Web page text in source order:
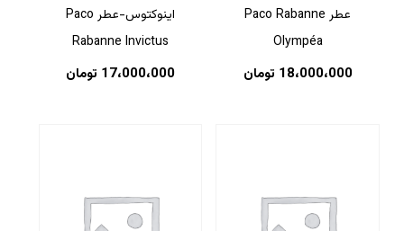
عطر Paco Rabanne
Olympéa
18،000،000 تومان
اینوکتوس-عطر Paco
Rabanne Invictus
17،000،000 تومان